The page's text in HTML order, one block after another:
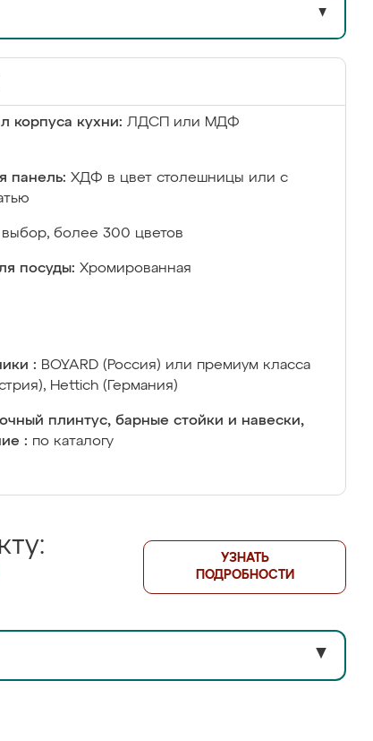
▼
корпуса кухни: ЛДСП или МДФ
панель: ХДФ в цвет столешницы или с
выбор, более 300 цветов
посуды: Хромированная
: BOYARD (Россия) или премиум класса
Hettich (Германия)
плинтус, барные стойки и навески,
: по каталогу
УЗНАТЬ
ПОДРОБНОСТИ
▼